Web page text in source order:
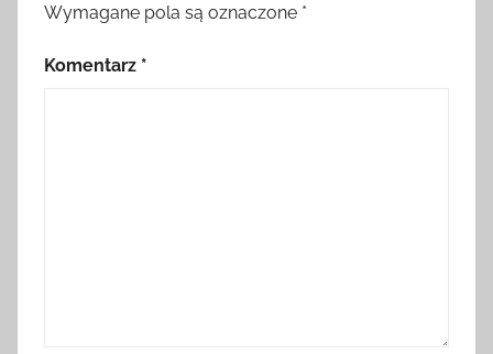
Wymagane pola są oznaczone *
Komentarz *